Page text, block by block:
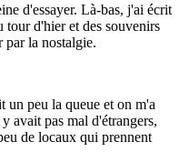
d'essayer. Là-bas, j'ai écrit
tour d'hier et des souvenirs
par la nostalgie.
un peu la queue et on m'a
avait pas mal d'étrangers,
de locaux qui prennent